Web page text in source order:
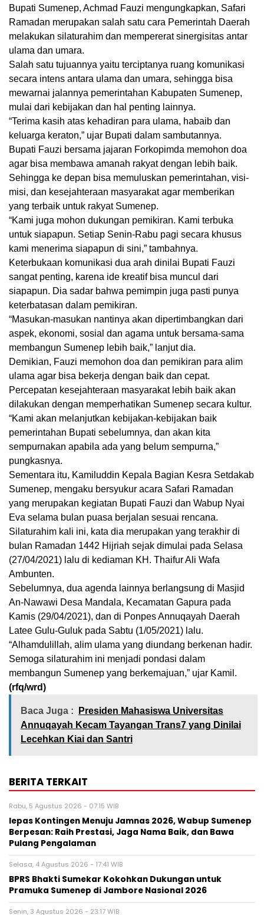
Bupati Sumenep, Achmad Fauzi mengungkapkan, Safari
Ramadan merupakan salah satu cara Pemerintah Daerah
melakukan silaturahim dan mempererat sinergisitas antar
ulama dan umara.
Salah satu tujuannya yaitu terciptanya ruang komunikasi
secara intens antara ulama dan umara, sehingga bisa
mewarnai jalannya pemerintahan Kabupaten Sumenep,
mulai dari kebijakan dan hal penting lainnya.
“Terima kasih atas kehadiran para ulama, habaib dan
keluarga keraton,” ujar Bupati dalam sambutannya.
Bupati Fauzi bersama jajaran Forkopimda memohon doa
agar bisa membawa amanah rakyat dengan lebih baik.
Sehingga ke depan bisa memuluskan pemerintahan, visi-
misi, dan kesejahteraan masyarakat agar memberikan
yang terbaik untuk rakyat Sumenep.
“Kami juga mohon dukungan pemikiran. Kami terbuka
untuk siapapun. Setiap Senin-Rabu pagi secara khusus
kami menerima siapapun di sini,” tambahnya.
Keterbukaan komunikasi dua arah dinilai Bupati Fauzi
sangat penting, karena ide kreatif bisa muncul dari
siapapun. Dia sadar bahwa pemimpin juga pasti punya
keterbatasan dalam pemikiran.
“Masukan-masukan nantinya akan dipertimbangkan dari
aspek, ekonomi, sosial dan agama untuk bersama-sama
membangun Sumenep lebih baik,” lanjut dia.
Demikian, Fauzi memohon doa dan pemikiran para alim
ulama agar bisa bekerja dengan baik dan cepat.
Percepatan kesejahteraan masyarakat lebih baik akan
dilakukan dengan memperhatikan Sumenep secara kultur.
“Kami akan melanjutkan kebijakan-kebijakan baik
pemerintahan Bupati sebelumnya, dan akan kita
sempurnakan apabila ada yang belum sempurna,”
pungkasnya.
Sementara itu, Kamiluddin Kepala Bagian Kesra Setdakab
Sumenep, mengaku bersyukur acara Safari Ramadan
yang merupakan kegiatan Bupati Fauzi dan Wabup Nyai
Eva selama bulan puasa berjalan sesuai rencana.
Silaturahim kali ini, kata dia merupakan yang terakhir di
bulan Ramadan 1442 Hijriah sejak dimulai pada Selasa
(27/04/2021) lalu di kediaman KH. Thaifur Ali Wafa
Ambunten.
Sebelumnya, dua agenda lainnya berlangsung di Masjid
An-Nawawi Desa Mandala, Kecamatan Gapura pada
Kamis (29/04/2021), dan di Ponpes Annuqayah Daerah
Latee Gulu-Guluk pada Sabtu (1/05/2021) lalu.
“Alhamdulillah, alim ulama yang diundang berkenan hadir.
Semoga silaturahim ini menjadi pondasi dalam
membangun Sumenep yang berkemajuan,” ujar Kamil.
(rfq/wrd)
Baca Juga :
Presiden Mahasiswa Universitas
Annuqayah Kecam Tayangan Trans7 yang Dinilai
Lecehkan Kiai dan Santri
BERITA TERKAIT
Rabu, 5 Agustus 2026 - 07:15 WIB
lepas Kontingen Menuju Jamnas 2026, Wabup Sumenep
Berpesan: Raih Prestasi, Jaga Nama Baik, dan Bawa
Pulang Pengalaman
Selasa, 4 Agustus 2026 - 17:41 WIB
BPRS Bhakti Sumekar Kokohkan Dukungan untuk
Pramuka Sumenep di Jambore Nasional 2026
Senin, 3 Agustus 2026 - 23:17 WIB